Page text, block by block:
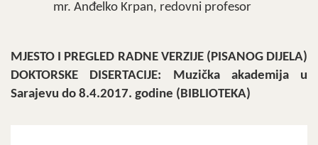
mr. Anđelko Krpan, redovni profesor
MJESTO I PREGLED RADNE VERZIJE (PISANOG DIJELA)
DOKTORSKE DISERTACIJE: Muzička akademija u
Sarajevu do 8.4.2017. godine (BIBLIOTEKA)